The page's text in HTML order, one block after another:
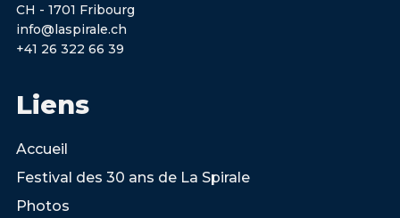
CH - 1701 Fribourg
info@laspirale.ch
+41 26 322 66 39
Liens
Accueil
Festival des 30 ans de La Spirale
Photos